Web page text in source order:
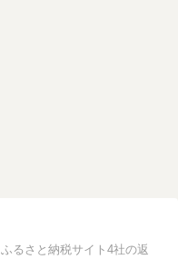
ふるさと納税サイト4社の返